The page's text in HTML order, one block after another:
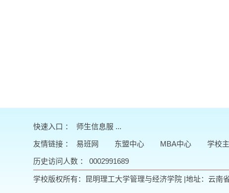
快速入口 ： 师生信息服 ...
友情链接 ： 易班网 东盟中心 MBA中心 学校
历史访问人数 ： 0002991689
学校版权所有：昆明理工大学管理与经济学院 |地址：云南